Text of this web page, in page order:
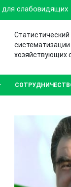
для слабовидящих
хозяйствующих